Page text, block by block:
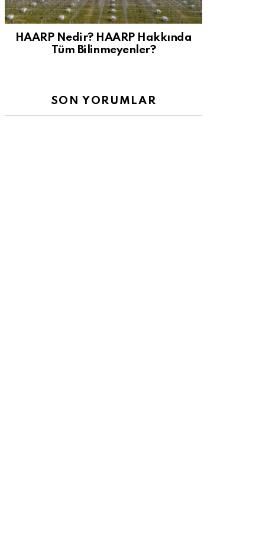
HAARP Nedir? HAARP Hakkında
Tüm Bilinmeyenler?
SON YORUMLAR